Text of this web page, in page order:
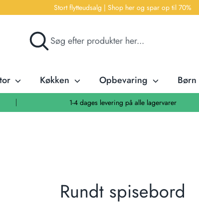
Stort flytteudsalg | Shop her og spar op til 70%
Søg
Søg
efter
Køkken Opbevaring Børn
1-4 dages levering på alle lagervarer
Rundt spisebord